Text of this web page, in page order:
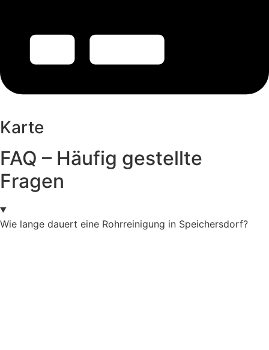
Karte
FAQ – Häufig gestellte
Fragen
Wie lange dauert eine Rohrreinigung in Speichersdorf?